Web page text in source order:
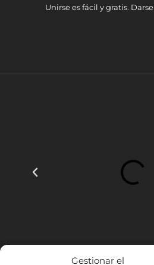
Gestionar el
Unirse es fácil y gratis.